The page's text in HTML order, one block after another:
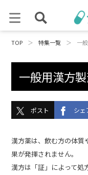
TOP ＞ 特集一覧 ＞ 一
一般用漢方
ポスト シェ
漢方薬は、飲む方の体
果が発揮されません。
漢方は「証」によって処